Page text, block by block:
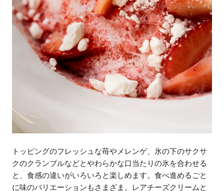
トッピングのフレッシュな苺やメレンゲ、氷の下のサクサ
クのクランブルなどとやわらかな口当たりの氷を合わせる
と、食感の違いがいろいろと楽しめます。食べ進めるごと
に味のバリエーションもさまざま。レアチーズクリームと